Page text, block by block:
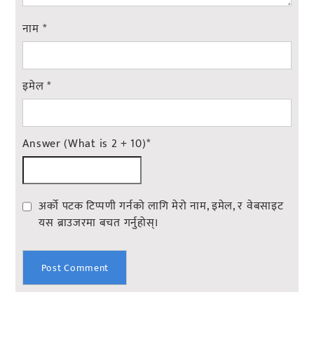
नाम *
इमेल*
Answer (What is 2 + 10)*
अर्को पटक टिप्पणी गर्नको लागि मेरो नाम, इमेल, र वेबसाइट
यस ब्राउजरमा बचत गर्नुहोस्।